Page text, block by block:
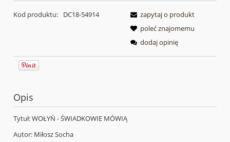
Kod produktu: DC18-54914
zapytaj o produkt
poleć znajomemu
dodaj opinię
Opis
Tytuł: WOŁYŃ - ŚWIADKOWIE MÓWIĄ
Autor: Miłosz Socha